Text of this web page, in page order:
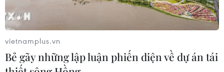
vietnamplus.vn
Bẻ gãy những lập luận phiến diện về dự án tái